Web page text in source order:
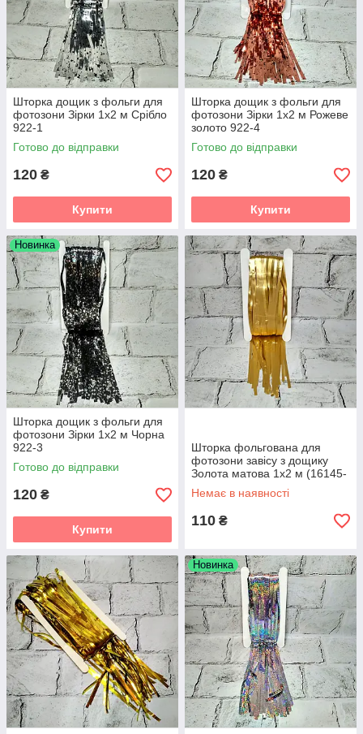
Шторка дощик з фольги для
фотозони Зірки 1х2 м Срібло
922-1
Готово до відправки
120 ₴
Купити
Шторка дощик з фольги для
фотозони Зірки 1х2 м Рожеве
золото 922-4
Готово до відправки
120 ₴
Купити
Новинка
Шторка дощик з фольги для
фотозони Зірки 1х2 м Чорна
922-3
Готово до відправки
120 ₴
Купити
Шторка фольгована для
фотозони завісу з дощику
Золота матова 1х2 м (16145-
5-18-2)
Немає в наявності
110 ₴
Новинка